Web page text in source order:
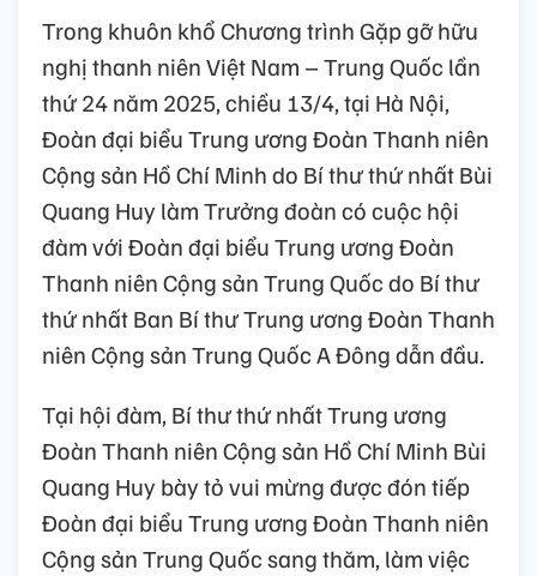
Trong khuôn khổ Chương trình Gặp gỡ hữu
nghị thanh niên Việt Nam – Trung Quốc lần
thứ 24 năm 2025, chiều 13/4, tại Hà Nội,
Đoàn đại biểu Trung ương Đoàn Thanh niên
Cộng sản Hồ Chí Minh do Bí thư thứ nhất Bùi
Quang Huy làm Trưởng đoàn có cuộc hội
đàm với Đoàn đại biểu Trung ương Đoàn
Thanh niên Cộng sản Trung Quốc do Bí thư
thứ nhất Ban Bí thư Trung ương Đoàn Thanh
niên Cộng sản Trung Quốc A Đông dẫn đầu.
Tại hội đàm, Bí thư thứ nhất Trung ương
Đoàn Thanh niên Cộng sản Hồ Chí Minh Bùi
Quang Huy bày tỏ vui mừng được đón tiếp
Đoàn đại biểu Trung ương Đoàn Thanh niên
Cộng sản Trung Quốc sang thăm, làm việc